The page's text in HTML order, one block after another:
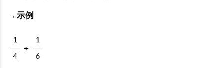
→示例
1
4
+
1
6